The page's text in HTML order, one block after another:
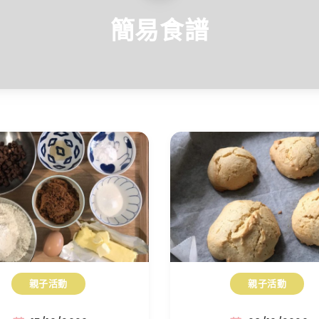
簡易食譜
親子活動 親子活動